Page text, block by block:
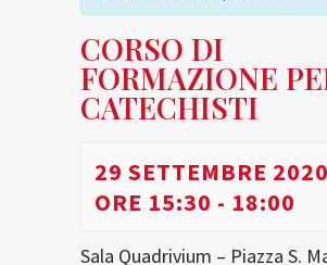
CORSO DI
FORMAZIONE
CATECHISTI
29 SETTEMBRE
ORE 15:30 - 18:00
Sala Quadrivium – Piazza S.